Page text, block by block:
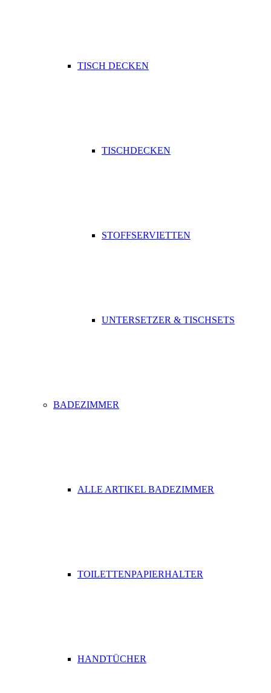
TISCH DECKEN
TISCHDECKEN
STOFFSERVIETTEN
UNTERSETZER & TISCHSETS
BADEZIMMER
ALLE ARTIKEL BADEZIMMER
TOILETTENPAPIERHALTER
HANDTÜCHER